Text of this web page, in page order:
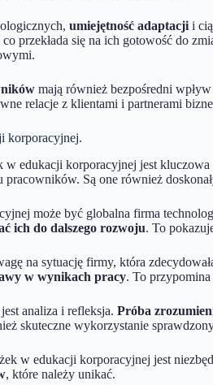
umiejętność adaptacji i
przekłada się na ich gotowość do
mają również bezpośredni
relacje z klientami i partnerami
korporacyjnej.
edukacji korporacyjnej jest kluczowa
Są one również
może być globalna firma
ich do dalszego rozwoju. To
na sytuację firmy, która
w wynikach pracy. To
analiza i refleksja. Próba
skuteczne wykorzystanie
w edukacji korporacyjnej jest
, które należy unikać.